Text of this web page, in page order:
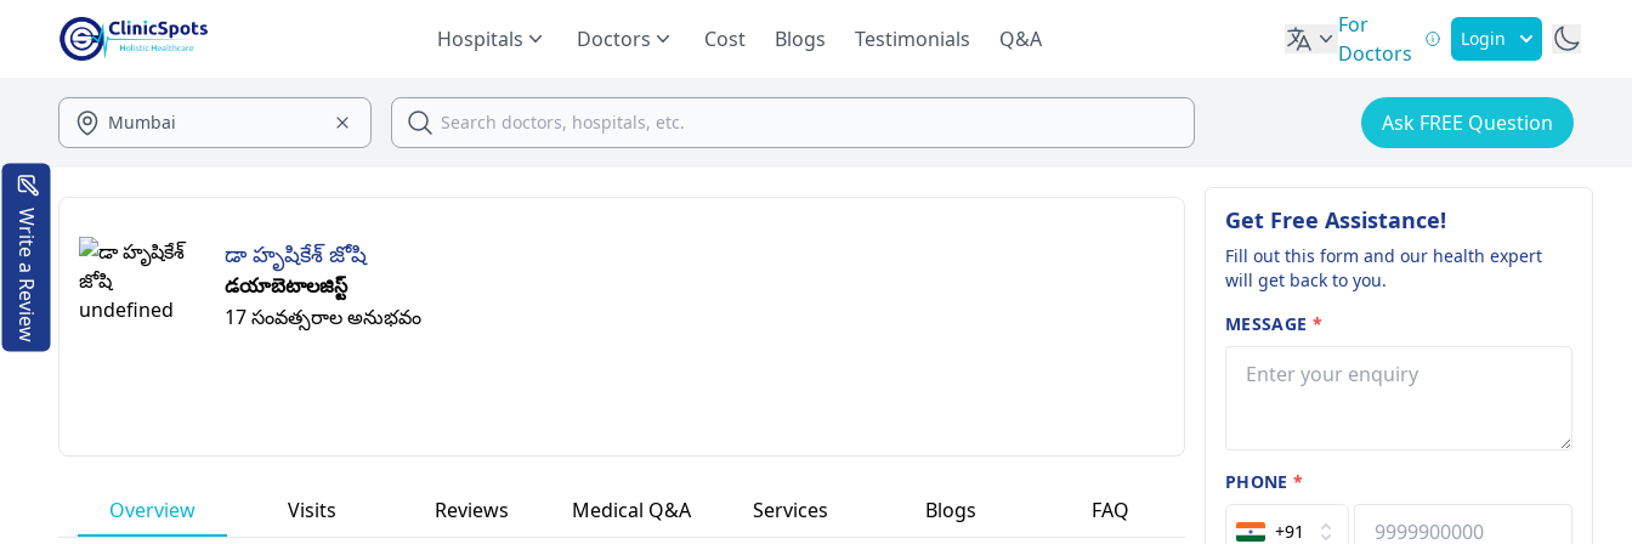
Hospitals Doctors Cost Blogs Testimonials Q&A
For
Doctors
Login
Ask FREE Question
డా హృషికేశ్ జోషి
డయాబెటాలజిస్ట్
17 సంవత్సరాల అనుభవం
Overview Visits Reviews Medical Q&A Services Blogs FAQ
Get Free Assistance!
Fill out this form and our health expert
will get back to you.
MESSAGE *
PHONE*
+91
Write a Review